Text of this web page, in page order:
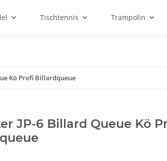
Tischtennis Trampolin
Kö Profi Billardqueue
JP-6 Billard Queue Kö